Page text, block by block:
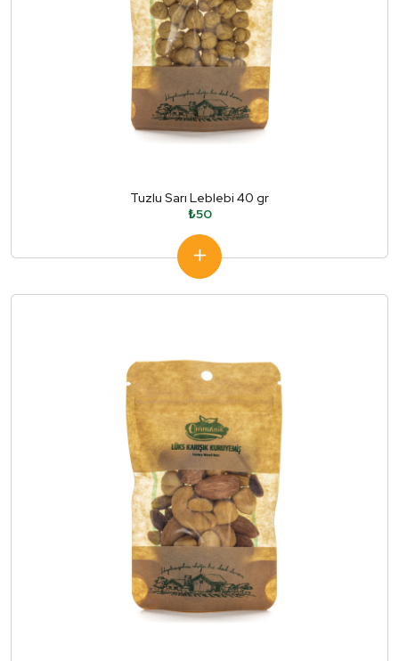
Tuzlu Sarı Leblebi 40 gr
₺50